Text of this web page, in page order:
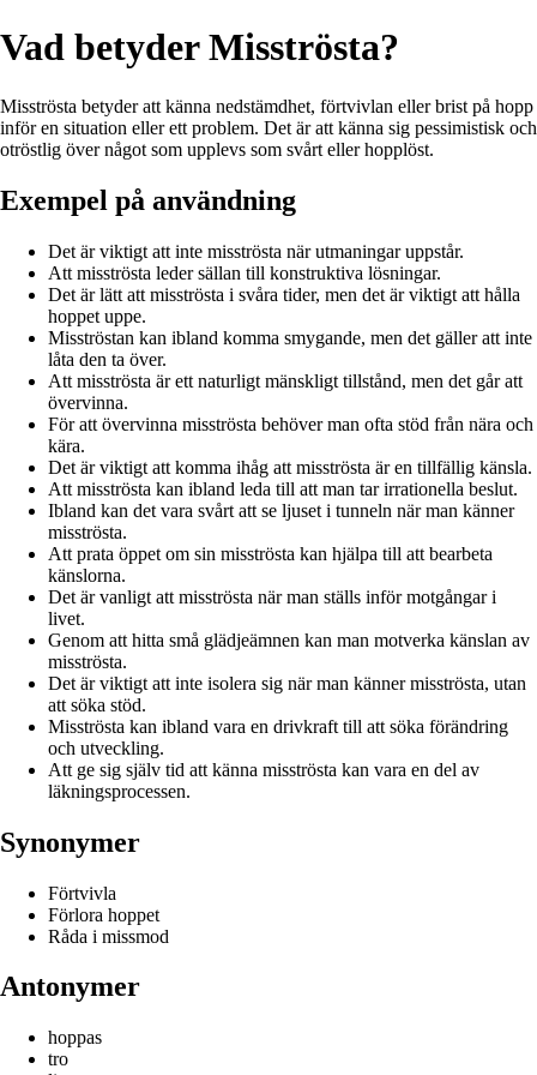
Vad betyder Misströsta?
Misströsta betyder att känna nedstämdhet, förtvivlan eller brist på hopp
inför en situation eller ett problem. Det är att känna sig pessimistisk och
otröstlig över något som upplevs som svårt eller hopplöst.
Exempel på användning
Det är viktigt att inte misströsta när utmaningar uppstår.
Att misströsta leder sällan till konstruktiva lösningar.
Det är lätt att misströsta i svåra tider, men det är viktigt att hålla
hoppet uppe.
Misströstan kan ibland komma smygande, men det gäller att inte
låta den ta över.
Att misströsta är ett naturligt mänskligt tillstånd, men det går att
övervinna.
För att övervinna misströsta behöver man ofta stöd från nära och
kära.
Det är viktigt att komma ihåg att misströsta är en tillfällig känsla.
Att misströsta kan ibland leda till att man tar irrationella beslut.
Ibland kan det vara svårt att se ljuset i tunneln när man känner
misströsta.
Att prata öppet om sin misströsta kan hjälpa till att bearbeta
känslorna.
Det är vanligt att misströsta när man ställs inför motgångar i
livet.
Genom att hitta små glädjeämnen kan man motverka känslan av
misströsta.
Det är viktigt att inte isolera sig när man känner misströsta, utan
att söka stöd.
Misströsta kan ibland vara en drivkraft till att söka förändring
och utveckling.
Att ge sig själv tid att känna misströsta kan vara en del av
läkningsprocessen.
Synonymer
Förtvivla
Förlora hoppet
Råda i missmod
Antonymer
hoppas
tro